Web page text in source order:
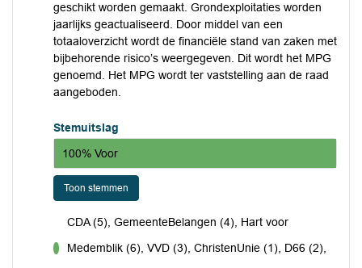
geschikt worden gemaakt. Grondexploitaties worden
jaarlijks geactualiseerd. Door middel van een
totaaloverzicht wordt de financiële stand van zaken met
bijbehorende risico’s weergegeven. Dit wordt het MPG
genoemd. Het MPG wordt ter vaststelling aan de raad
aangeboden.
Stemuitslag
100% Voor
Toon stemmen
CDA (5), GemeenteBelangen (4), Hart voor
Medemblik (6), VVD (3), ChristenUnie (1), D66 (2),